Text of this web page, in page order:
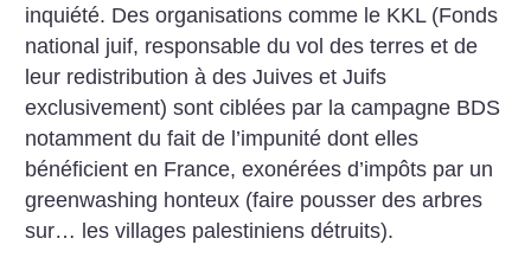
inquiété. Des organisations comme le KKL (Fonds
national juif, responsable du vol des terres et de
leur redistribution à des Juives et Juifs
exclusivement) sont ciblées par la campagne BDS
notamment du fait de l’impunité dont elles
bénéficient en France, exonérées d’impôts par un
greenwashing honteux (faire pousser des arbres
sur… les villages palestiniens détruits).